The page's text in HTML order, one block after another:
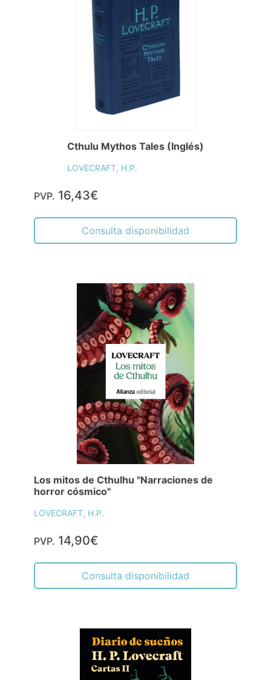
Cthulu Mythos Tales (Inglés)
LOVECRAFT, H.P.
PVP. 16,43€
Consulta disponibilidad
Los mitos de Cthulhu "Narraciones de
horror cósmico"
LOVECRAFT, H.P.
PVP. 14,90€
Consulta disponibilidad